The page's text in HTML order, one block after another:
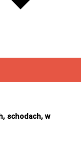
schodach, w